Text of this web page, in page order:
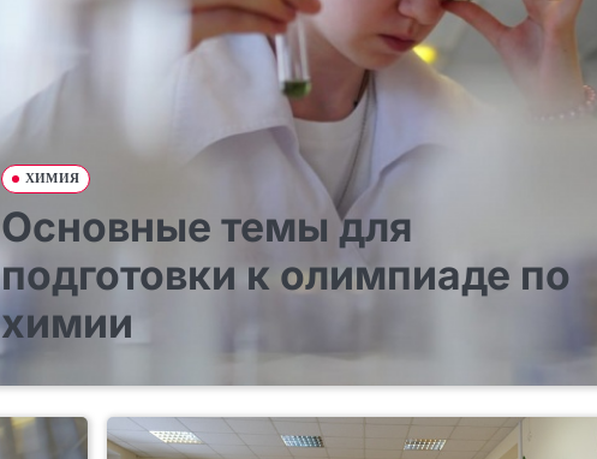
ХИМИЯ
Основные темы для
подготовки к олимпиаде по
химии